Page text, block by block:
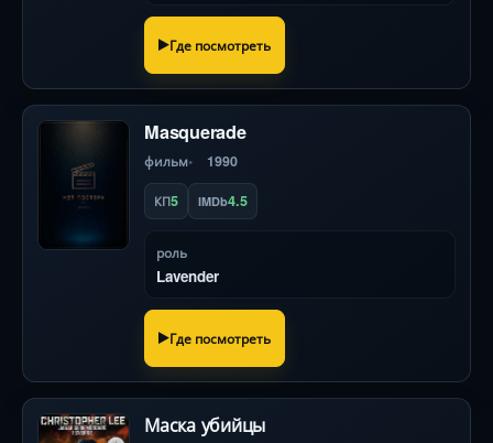
Где посмотреть
Masquerade
фильм 1990
КП5 IMDb4.5
роль
Lavender
Где посмотреть
Маска убийцы